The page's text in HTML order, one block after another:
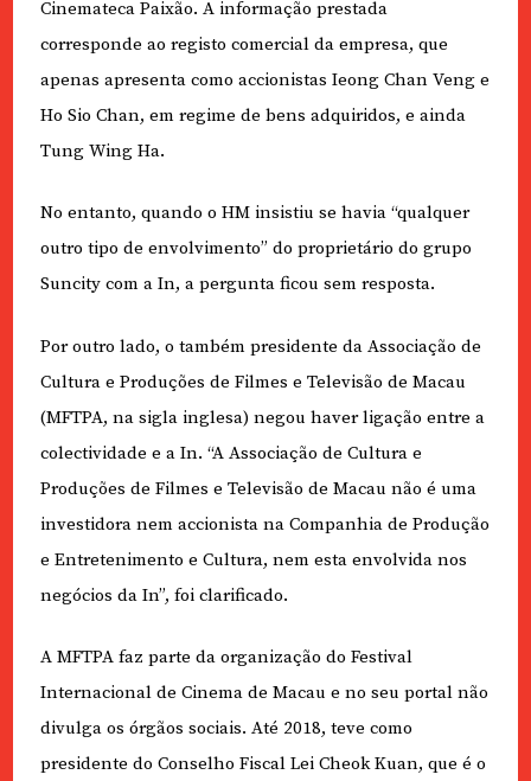
Cinemateca Paixão. A informação prestada
corresponde ao registo comercial da empresa, que
apenas apresenta como accionistas Ieong Chan Veng e
Ho Sio Chan, em regime de bens adquiridos, e ainda
Tung Wing Ha.
No entanto, quando o HM insistiu se havia “qualquer
outro tipo de envolvimento” do proprietário do grupo
Suncity com a In, a pergunta ficou sem resposta.
Por outro lado, o também presidente da Associação de
Cultura e Produções de Filmes e Televisão de Macau
(MFTPA, na sigla inglesa) negou haver ligação entre a
colectividade e a In. “A Associação de Cultura e
Produções de Filmes e Televisão de Macau não é uma
investidora nem accionista na Companhia de Produção
e Entretenimento e Cultura, nem esta envolvida nos
negócios da In”, foi clarificado.
A MFTPA faz parte da organização do Festival
Internacional de Cinema de Macau e no seu portal não
divulga os órgãos sociais. Até 2018, teve como
presidente do Conselho Fiscal Lei Cheok Kuan, que é o